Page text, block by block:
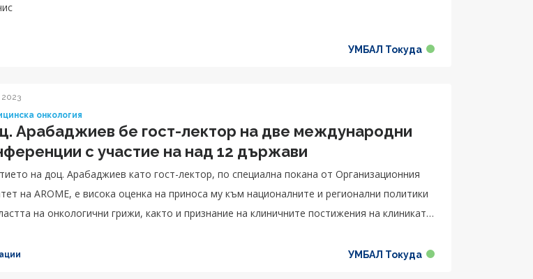
УМБАЛ Токуда
2023
онкология
Арабаджиев бе гост-лектор на две международни
с участие на над 12 държави
на доц. Арабаджиев като гост-лектор, по специална покана от Организационния
на AROME, е висока оценка на приноса му към националните и регионални политики
онкологични грижи, както и признание на клиничните постижения на клиниката,
УМБАЛ Токуда